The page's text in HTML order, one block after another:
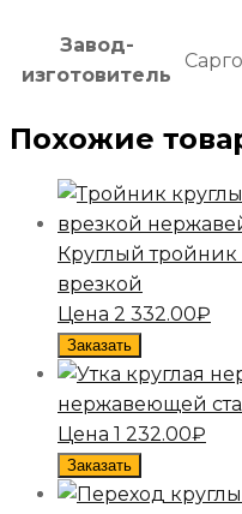
Завод-
изготовитель
Похожие
Круглый
врезкой
Цена 2 332.00₽
Заказать
нержавеющей
Цена 1 232.00₽
Заказать